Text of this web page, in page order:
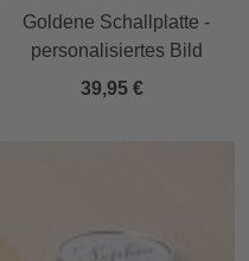
Goldene Schallplatte -
personalisiertes Bild
39,95 €